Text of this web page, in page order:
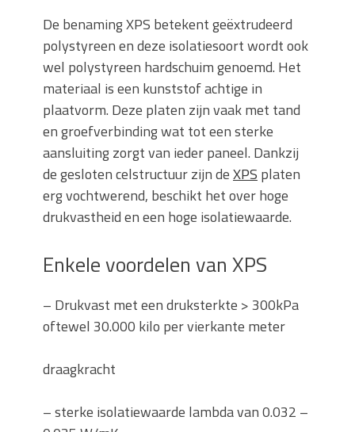
De benaming XPS betekent geëxtrudeerd
polystyreen en deze isolatiesoort wordt ook
wel polystyreen hardschuim genoemd. Het
materiaal is een kunststof achtige in
plaatvorm. Deze platen zijn vaak met tand
en groefverbinding wat tot een sterke
aansluiting zorgt van ieder paneel. Dankzij
de gesloten celstructuur zijn deXPS platen
erg vochtwerend, beschikt het over hoge
drukvastheid en een hoge isolatiewaarde.
Enkele voordelen van XPS
– Drukvast met een druksterkte > 300kPa
oftewel 30.000 kilo per vierkante meter
draagkracht
–sterke isolatiewaarde lambda van 0.032 –